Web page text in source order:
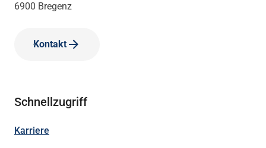
6900 Bregenz
Kontakt
Schnellzugriff
Karriere